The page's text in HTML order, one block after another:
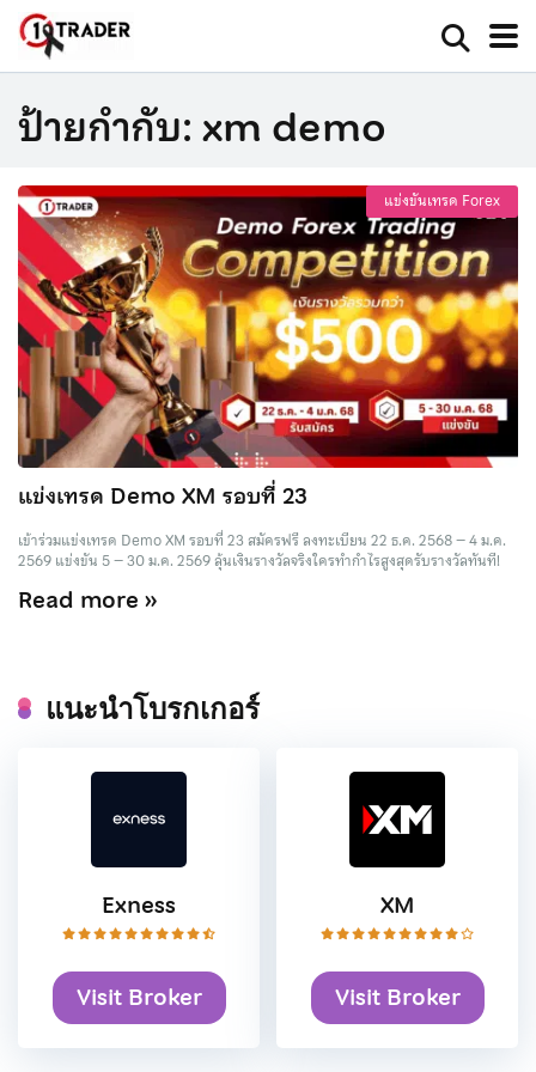
ป้ายกำกับ:xm demo
แข่งขันเทรด Forex
แข่งเทรด Demo XM รอบที่ 23
เข้าร่วมแข่งเทรด Demo XM รอบที่ 23 สมัครฟรี ลงทะเบียน 22 ธ.ค. 2568 – 4 ม.ค.
2569 แข่งขัน 5 – 30 ม.ค. 2569 ลุ้นเงินรางวัลจริงใครทำกำไรสูงสุดรับรางวัลทันที!
Read more »
แนะนำโบรกเกอร์
Exness
Visit Broker
XM
Visit Broker